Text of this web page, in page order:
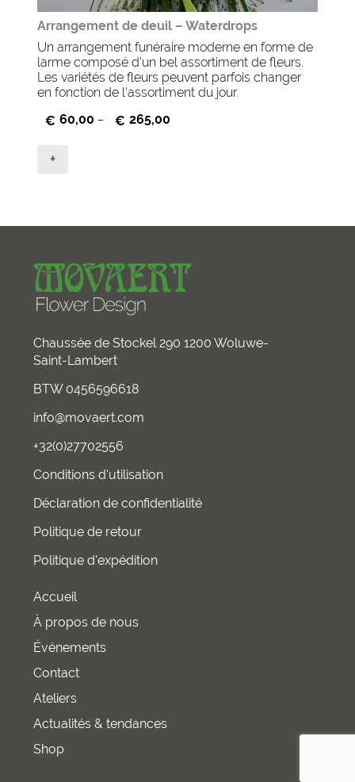
Arrangement de deuil – Waterdrops
Un arrangement funéraire moderne en forme de
larme composé d’un bel assortiment de fleurs.
Les variétés de fleurs peuvent parfois changer
en fonction de l’assortiment du jour.
€ 60,00 – € 265,00
+
Chaussée de Stockel 290 1200 Woluwe-
Saint-Lambert
BTW 0456596618
info@movaert.com
+32(0)27702556
Conditions d'utilisation
Déclaration de confidentialité
Politique de retour
Politique d'expédition
Accueil
À propos de nous
Événements
Contact
Ateliers
Actualités & tendances
Shop